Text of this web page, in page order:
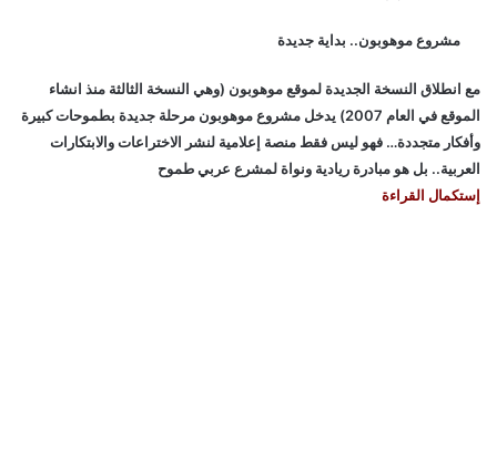
مشروع موهوبون.. بداية جديدة
مع انطلاق النسخة الجديدة لموقع موهوبون (وهي النسخة الثالثة منذ انشاء
الموقع في العام 2007) يدخل مشروع موهوبون مرحلة جديدة بطموحات كبيرة
وأفكار متجددة… فهو ليس فقط منصة إعلامية لنشر الاختراعات والابتكارات
العربية.. بل هو مبادرة ريادية ونواة لمشرع عربي طموح
إستكمال القراءة